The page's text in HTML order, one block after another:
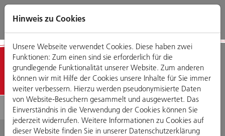
Direkt
zum
Zum
Hauptmenü
Zum
Footermenü
Zur
Website-
Detailansicht
Hinweis zu Cookies
Unsere Webseite verwendet Cookies. Diese haben zwei
Funktionen: Zum einen sind sie erforderlich für die
grundlegende Funktionalität unserer Website. Zum anderen
können wir mit Hilfe der Cookies unsere Inhalte für Sie immer
weiter verbessern. Hierzu werden pseudonymisierte Daten
von Website-Besuchern gesammelt und ausgewertet. Das
Einverständnis in die Verwendung der Cookies können Sie
jederzeit widerrufen. Weitere Informationen zu Cookies auf
dieser Website finden Sie in unserer Datenschutzerklärung